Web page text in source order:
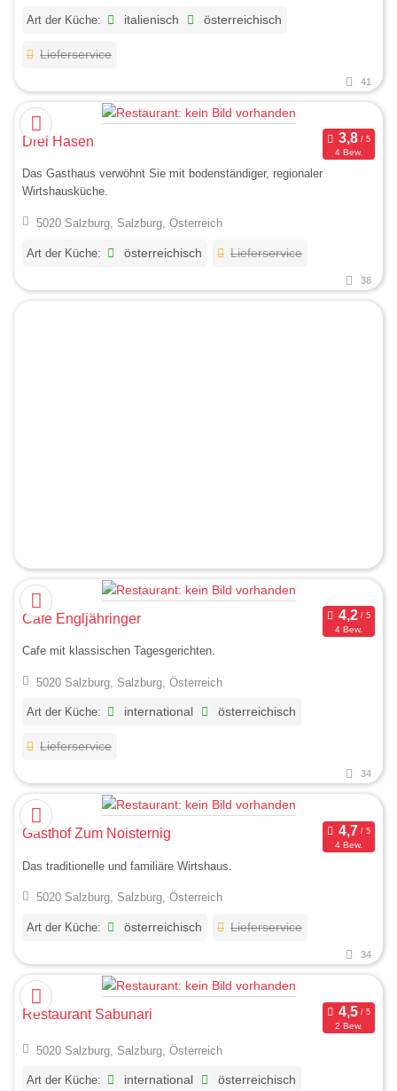
Art der Küche: italienisch österreichisch
Lieferservice
41
Drei Hasen
4 Bew.
Das Gasthaus verwöhnt Sie mit bodenständiger, regionaler
Wirtshausküche.
5020 Salzburg, Salzburg, Österreich
Art der Küche: österreichisch Lieferservice
38
Cafe Engljähringer
4 Bew.
Cafe mit klassischen Tagesgerichten.
5020 Salzburg, Salzburg, Österreich
Art der Küche: international österreichisch
Lieferservice
34
Gasthof Zum Noisternig
4 Bew.
Das traditionelle und familiäre Wirtshaus.
5020 Salzburg, Salzburg, Österreich
Art der Küche: österreichisch Lieferservice
34
Restaurant Sabunari
2 Bew.
5020 Salzburg, Salzburg, Österreich
Art der Küche: international österreichisch